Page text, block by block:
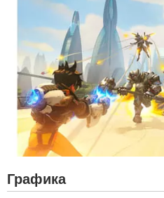
Графика